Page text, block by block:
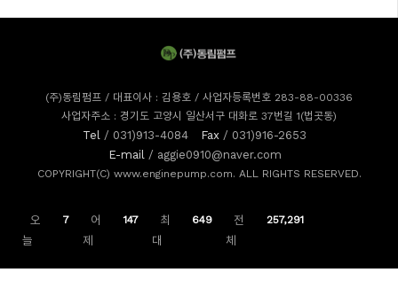
(주)동림펌프 / 대표이사 : 김용호 / 사업자등록번호 283-88-00336
사업자주소 : 경기도 고양시 일산서구 대화로 37번길 1(법곳동)
Tel / 031)913-4084 Fax / 031)916-2653
E-mail/ aggie0910@naver.com
COPYRIGHT(C) www.enginepump.com. ALL RIGHTS RESERVED.
오
늘
7
어
제
147
최
대
649
전
체
257,291